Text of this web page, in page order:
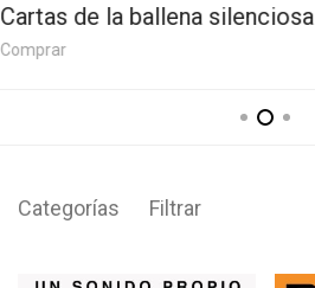
Cartas de la ballena silenciosa
Comprar
Categorías Filtrar